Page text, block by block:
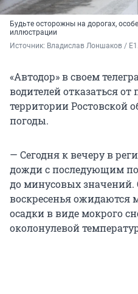
Будьте осторожны на дорогах,
иллюстрации
Источник: Владислав Лоншаков /
«Автодор» в своем
водителей отказаться
территории Ростовской
погоды.
— Сегодня к вечеру в
дожди с последующим
до минусовых
воскресенья ожидаются
осадки в виде мокрого
околонулевой